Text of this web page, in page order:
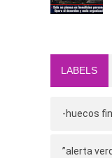
LABELS
-huecos
”alerta